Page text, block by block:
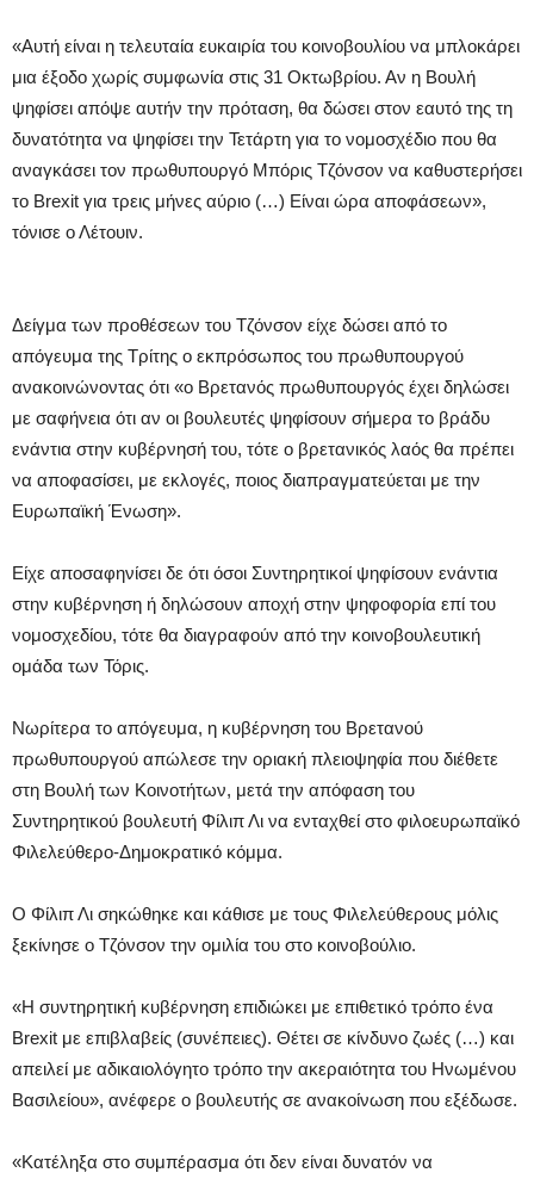
«Αυτή είναι η τελευταία ευκαιρία του κοινοβουλίου να μπλοκάρει
μια έξοδο χωρίς συμφωνία στις 31 Οκτωβρίου. Αν η Βουλή
ψηφίσει απόψε αυτήν την πρόταση, θα δώσει στον εαυτό της τη
δυνατότητα να ψηφίσει την Τετάρτη για το νομοσχέδιο που θα
αναγκάσει τον πρωθυπουργό Μπόρις Τζόνσον να καθυστερήσει
το Brexit για τρεις μήνες αύριο (…) Είναι ώρα αποφάσεων»,
τόνισε ο Λέτουιν.
Δείγμα των προθέσεων του Τζόνσον είχε δώσει από το
απόγευμα της Τρίτης ο εκπρόσωπος του πρωθυπουργού
ανακοινώνοντας ότι «ο Βρετανός πρωθυπουργός έχει δηλώσει
με σαφήνεια ότι αν οι βουλευτές ψηφίσουν σήμερα το βράδυ
ενάντια στην κυβέρνησή του, τότε ο βρετανικός λαός θα πρέπει
να αποφασίσει, με εκλογές, ποιος διαπραγματεύεται με την
Ευρωπαϊκή Ένωση».
Είχε αποσαφηνίσει δε ότι όσοι Συντηρητικοί ψηφίσουν ενάντια
στην κυβέρνηση ή δηλώσουν αποχή στην ψηφοφορία επί του
νομοσχεδίου, τότε θα διαγραφούν από την κοινοβουλευτική
ομάδα των Τόρις.
Νωρίτερα το απόγευμα, η κυβέρνηση του Βρετανού
πρωθυπουργού απώλεσε την οριακή πλειοψηφία που διέθετε
στη Βουλή των Κοινοτήτων, μετά την απόφαση του
Συντηρητικού βουλευτή Φίλιπ Λι να ενταχθεί στο φιλοευρωπαϊκό
Φιλελεύθερο-Δημοκρατικό κόμμα.
Ο Φίλιπ Λι σηκώθηκε και κάθισε με τους Φιλελεύθερους μόλις
ξεκίνησε ο Τζόνσον την ομιλία του στο κοινοβούλιο.
«Η συντηρητική κυβέρνηση επιδιώκει με επιθετικό τρόπο ένα
Brexit με επιβλαβείς (συνέπειες). Θέτει σε κίνδυνο ζωές (…) και
απειλεί με αδικαιολόγητο τρόπο την ακεραιότητα του Ηνωμένου
Βασιλείου», ανέφερε ο βουλευτής σε ανακοίνωση που εξέδωσε.
«Κατέληξα στο συμπέρασμα ότι δεν είναι δυνατόν να